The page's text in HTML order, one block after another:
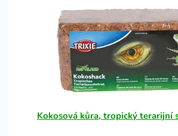
Kokosová kůra, tropický terarijní